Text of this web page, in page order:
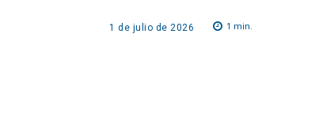
1 de julio de 2026 1 min.